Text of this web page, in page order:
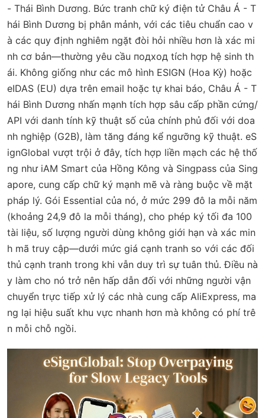
- Thái Bình Dương. Bức tranh chữ ký điện tử Châu Á - T
hái Bình Dương bị phân mảnh, với các tiêu chuẩn cao v
à các quy định nghiêm ngặt đòi hỏi nhiều hơn là xác mi
nh cơ bản—thường yêu cầu подход tích hợp hệ sinh th
ái. Không giống như các mô hình ESIGN (Hoa Kỳ) hoặc
eIDAS (EU) dựa trên email hoặc tự khai báo, Châu Á - T
hái Bình Dương nhấn mạnh tích hợp sâu cấp phần cứng/
API với danh tính kỹ thuật số của chính phủ đối với doa
nh nghiệp (G2B), làm tăng đáng kể ngưỡng kỹ thuật. eS
ignGlobal vượt trội ở đây, tích hợp liền mạch các hệ thố
ng như iAM Smart của Hồng Kông và Singpass của Sing
apore, cung cấp chữ ký mạnh mẽ và ràng buộc về mặt
pháp lý. Gói Essential của nó, ở mức 299 đô la mỗi năm
(khoảng 24,9 đô la mỗi tháng), cho phép ký tối đa 100
tài liệu, số lượng người dùng không giới hạn và xác min
h mã truy cập—dưới mức giá cạnh tranh so với các đối
thủ cạnh tranh trong khi vẫn duy trì sự tuân thủ. Điều nà
y làm cho nó trở nên hấp dẫn đối với những người vận
chuyển trực tiếp xử lý các nhà cung cấp AliExpress, ma
ng lại hiệu suất khu vực nhanh hơn mà không có phí trê
n mỗi chỗ ngồi.